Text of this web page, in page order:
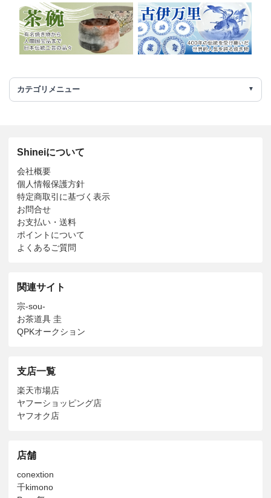
カテゴリメニュー
Shineiについて
会社概要
個人情報保護方針
特定商取引に基づく表示
お問合せ
お支払い・送料
ポイントについて
よくあるご質問
関連サイト
宗-sou-
お茶道具 圭
QPKオークション
支店一覧
楽天市場店
ヤフーショッピング店
ヤフオク店
店舗
conextion
千kimono